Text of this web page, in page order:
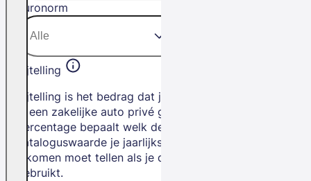
Euronorm
Bijtelling
Bijtelling is het bedrag dat je betaalt als
je een zakelijke auto privé gebruikt. Het
percentage bepaalt welk deel van de
cataloguswaarde je jaarlijks bij je
inkomen moet tellen als je de auto privé
gebruikt.